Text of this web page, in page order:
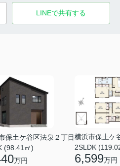
LINEで共有する
保土ケ谷区法泉２丁目
(98.41㎡)
万円
横浜市保土ケ
2SLDK
6,599万円